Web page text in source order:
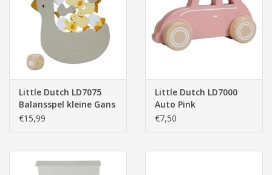
Little Dutch LD7075
Balansspel kleine Gans
- Little Goose
€15,99
Little Dutch LD7000
Auto Pink
€7,50